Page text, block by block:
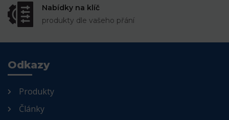
Nabídky na klíč
produkty dle vašeho přání
Odkazy
Produkty
Články